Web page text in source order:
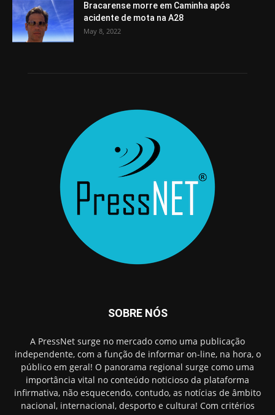
Bracarense morre em Caminha após
acidente de mota na A28
May 8, 2022
SOBRE NÓS
A PressNet surge no mercado como uma publicação
independente, com a função de informar on-line, na hora, o
público em geral! O panorama regional surge como uma
importância vital no conteúdo noticioso da plataforma
infirmativa, não esquecendo, contudo, as notícias de âmbito
nacional, internacional, desporto e cultura! Com critérios